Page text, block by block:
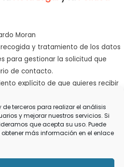
terceros para realizar el análisis
y mejorar nuestros servicios. Si
que acepta su uso. Puede
más información en el enlace
Moran
y tratamiento de los datos
para gestionar la solicitud que
de contacto.
explícito de que quieres recibir
me facilitas están en mi servidor
servidores deGoogle Drive, todos
derechos de acceso, rectificación,